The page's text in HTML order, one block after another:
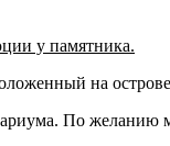
у памятника.
на
По желанию